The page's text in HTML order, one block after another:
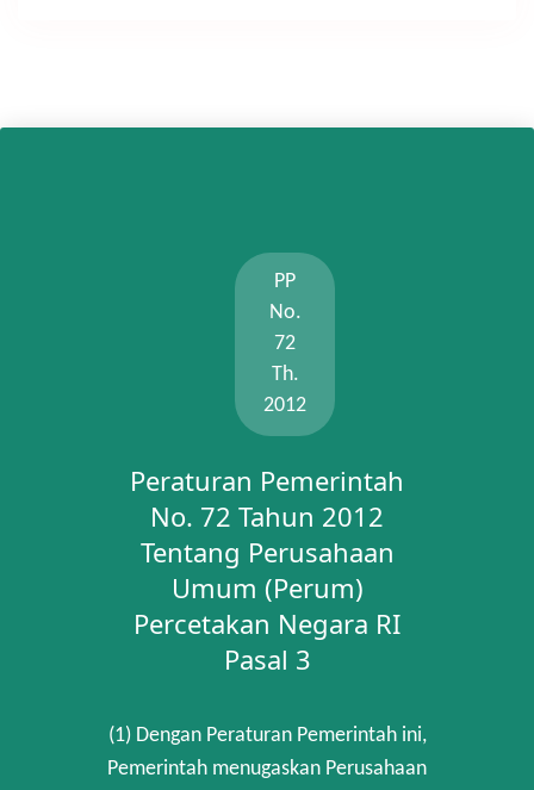
PP
No.
72
Th.
2012
Peraturan Pemerintah
No. 72 Tahun 2012
Tentang Perusahaan
Umum (Perum)
Percetakan Negara RI
Pasal 3
(1) Dengan Peraturan Pemerintah ini,
Pemerintah menugaskan Perusahaan